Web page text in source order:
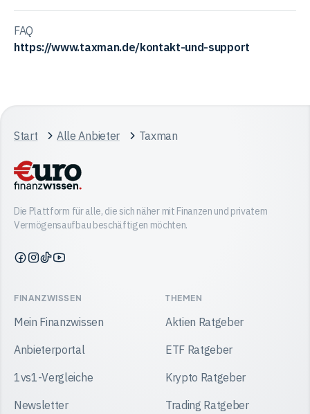
FAQ
https://www.taxman.de/kontakt-und-support
Start Alle Anbieter Taxman
Die Plattform für alle, die sich näher mit Finanzen und privatem
Vermögensaufbau beschäftigen möchten.
Finanzwissen
Facebook
Finanzwissen
Instagram
Finanzwissen
TikTok
Finanzwissen
YouTube
FINANZWISSEN
Mein Finanzwissen
Anbieterportal
1vs1-Vergleiche
Newsletter
THEMEN
Aktien Ratgeber
ETF Ratgeber
Krypto Ratgeber
Trading Ratgeber